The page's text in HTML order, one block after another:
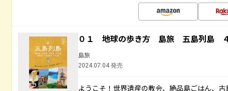
０１ 地球の歩き方 島旅 五島列島
島旅
2024.07.04 発売
ようこそ！世界遺産の教会、絶品島ごはん、